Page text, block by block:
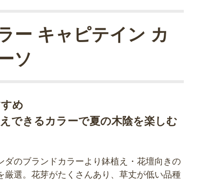
すめ
できるカラーで夏の木陰を楽しむ
ー キャピテイン カ
ソ
ダのブランドカラーより鉢植え・花壇向きの
厳選。花芽がたくさんあり、草丈が低い品種